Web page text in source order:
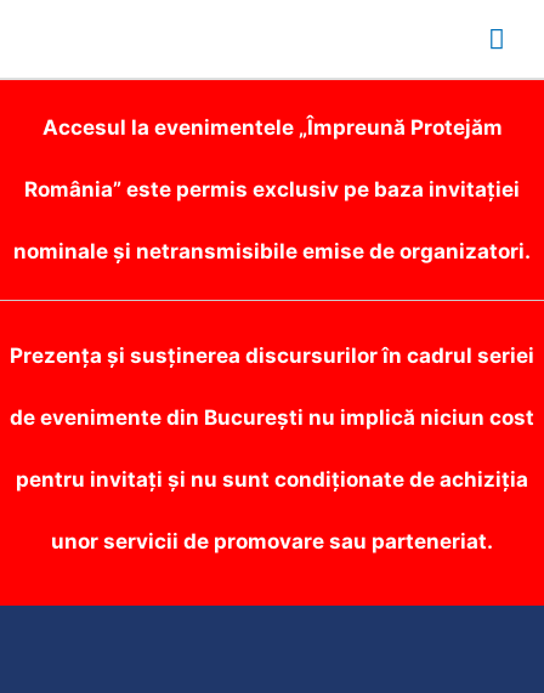
Accesul la evenimentele „Împreună Protejăm
România” este permis exclusiv pe baza invitației
nominale și netransmisibile emise de organizatori.
Prezența și susținerea discursurilor în cadrul seriei
de evenimente din București nu implică niciun cost
pentru invitați și nu sunt condiționate de achiziția
unor servicii de promovare sau parteneriat.